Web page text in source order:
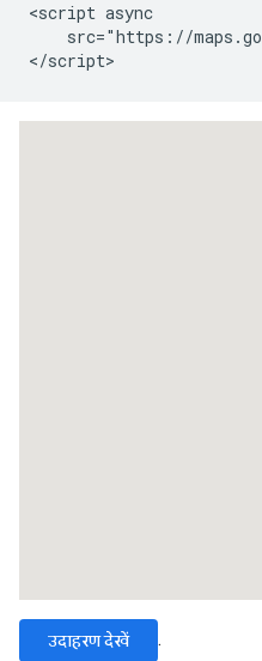
<script async
src="https://
</script>
उदाहरण देखें .